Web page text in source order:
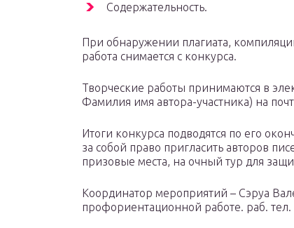
Содержательность.
При обнаружении плагиата,
работа снимается с конкурса.
Творческие работы принимаются в
Фамилия имя автора-участника) на
Итоги конкурса подводятся по его
за собой право пригласить авторов
призовые места, на очный тур для
Координатор мероприятий – Сэруа
профориентационной работе. раб.